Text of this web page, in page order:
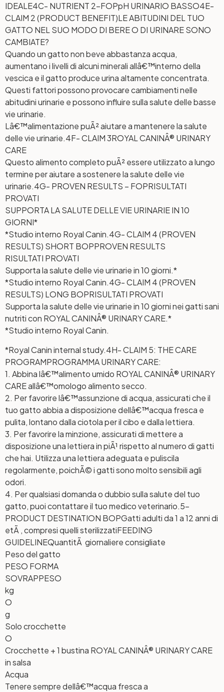
IDEALE4C- NUTRIENT 2-FOPpH URINARIO BASSO4E-
CLAIM 2 (PRODUCT BENEFIT)LE ABITUDINI DEL TUO
GATTO NEL SUO MODO DI BERE O DI URINARE SONO
CAMBIATE?
Quando un gatto non beve abbastanza acqua,
aumentano i livelli di alcuni minerali allâ€™interno della
vescica e il gatto produce urina altamente concentrata.
Questi fattori possono provocare cambiamenti nelle
abitudini urinarie e possono influire sulla salute delle basse
vie urinarie.
Lâ€™alimentazione puÃ² aiutare a mantenere la salute
delle vie urinarie.4F- CLAIM 3ROYAL CANINÂ® URINARY
CARE
Questo alimento completo puÃ² essere utilizzato a lungo
termine per aiutare a sostenere la salute delle vie
urinarie.4G- PROVEN RESULTS – FOPRISULTATI
PROVATI
SUPPORTA LA SALUTE DELLE VIE URINARIE IN 10
GIORNI*
*Studio interno Royal Canin.4G- CLAIM 4 (PROVEN
RESULTS) SHORT BOPPROVEN RESULTS
RISULTATI PROVATI
Supporta la salute delle vie urinarie in 10 giorni.*
*Studio interno Royal Canin.4G- CLAIM 4 (PROVEN
RESULTS) LONG BOPRISULTATI PROVATI
Supporta la salute delle vie urinarie in 10 giorni nei gatti sani
nutriti con ROYAL CANINÂ® URINARY CARE.*
*Studio interno Royal Canin.
*Royal Canin internal study.4H- CLAIM 5: THE CARE
PROGRAMPROGRAMMA URINARY CARE:
1. Abbina lâ€™alimento umido ROYAL CANINÂ® URINARY
CARE allâ€™omologo alimento secco.
2. Per favorire lâ€™assunzione di acqua, assicurati che il
tuo gatto abbia a disposizione dellâ€™acqua fresca e
pulita, lontano dalla ciotola per il cibo e dalla lettiera.
3. Per favorire la minzione, assicurati di mettere a
disposizione una lettiera in piÃ¹ rispetto al numero di gatti
che hai. Utilizza una lettiera adeguata e puliscila
regolarmente, poichÃ© i gatti sono molto sensibili agli
odori.
4. Per qualsiasi domanda o dubbio sulla salute del tuo
gatto, puoi contattare il tuo medico veterinario.5-
PRODUCT DESTINATION BOPGatti adulti da 1 a 12 anni di
etÃ , compresi quelli sterilizzatiFEEDING
GUIDELINEQuantitÃ giornaliere consigliate
Peso del gatto
PESO FORMA
SOVRAPPESO
kg
O
g
Solo crocchette
O
Crocchette + 1 bustina ROYAL CANINÂ® URINARY CARE
in salsa
Acqua
Tenere sempre dellâ€™acqua fresca a